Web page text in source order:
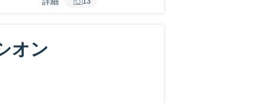
オン